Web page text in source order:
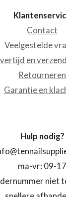
Contact
Veelgestelde
en
Retourneren
Garantie en
Hulp nodig?
ma-vr: 09-17
niet